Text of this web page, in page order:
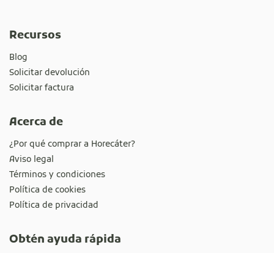
Recursos
Blog
Solicitar devolución
Solicitar factura
Acerca de
¿Por qué comprar a Horecáter?
Aviso legal
Términos y condiciones
Política de cookies
Política de privacidad
Obtén ayuda rápida